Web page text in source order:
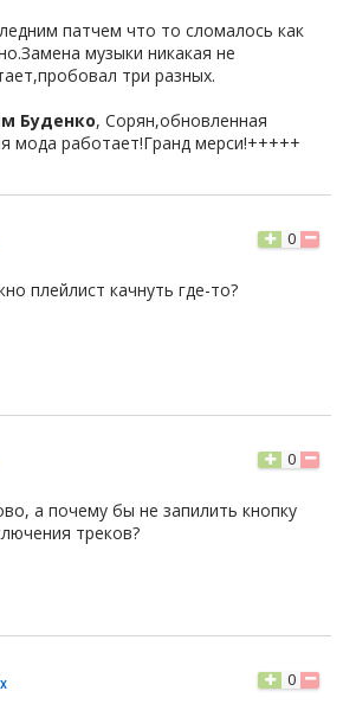
патчем что то сломалось как
музыки никакая не
три разных.
Буденко, Сорян,обновленная
мода работает!Гранд мерси!+++++
0
плейлист качнуть где-то?
0
а почему бы не запилить кнопку
треков?
0